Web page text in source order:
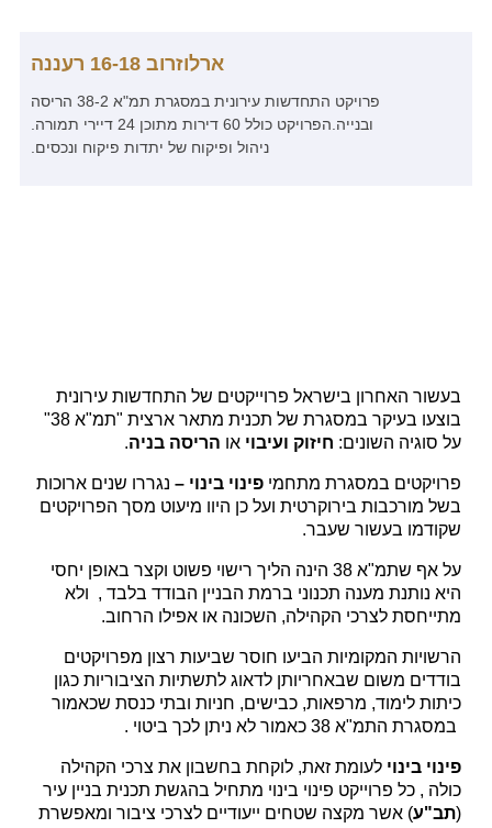
ארלוזרוב 16-18 רעננה
פרויקט התחדשות עירונית במסגרת תמ"א 38-2 הריסה
ובנייה.הפרויקט כולל 60 דירות מתוכן 24 דיירי תמורה.
ניהול ופיקוח של יתדות פיקוח ונכסים.
האחרון בישראל פרוייקטים של התחדשות עירונית
בוצעו בעיקר במסגרת של תכנית מתאר ארצית "תמ"א 38"
השונים: חיזוק ועיבויאוהריסה בניה.
במסגרת מתחמיפינוי בינוי –נגררו שנים ארוכות
בירוקרטית ועל כן היוו מיעוט מסך הפרויקטים
בעשור שעבר.
על אף שתמ"א 38 הינה הליך רישוי פשוט וקצר באופן יחסי
מענה תכנוני ברמת הבניין הבודד בלבד , ולא
לצרכי הקהילה, השכונה או אפילו הרחוב.
המקומיות הביעו חוסר שביעות רצון מפרויקטים
משום שבאחריותן לדאוג לתשתיות הציבוריות כגון
לימוד, מרפאות, כבישים, חניות ובתי כנסת שכאמור
38 כאמור לא ניתן לכך ביטוי .
בינוילעומת זאת, לוקחת בחשבון את צרכי הקהילה
כל פרוייקט פינוי בינוי מתחיל בהגשת תכנית בניין עיר
) אשר מקצה שטחים ייעודיים לצרכי ציבור ומאפשרת